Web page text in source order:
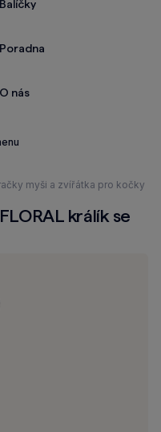
Balíčky
Poradna
O nás
myši a zvířátka pro kočky
králík se